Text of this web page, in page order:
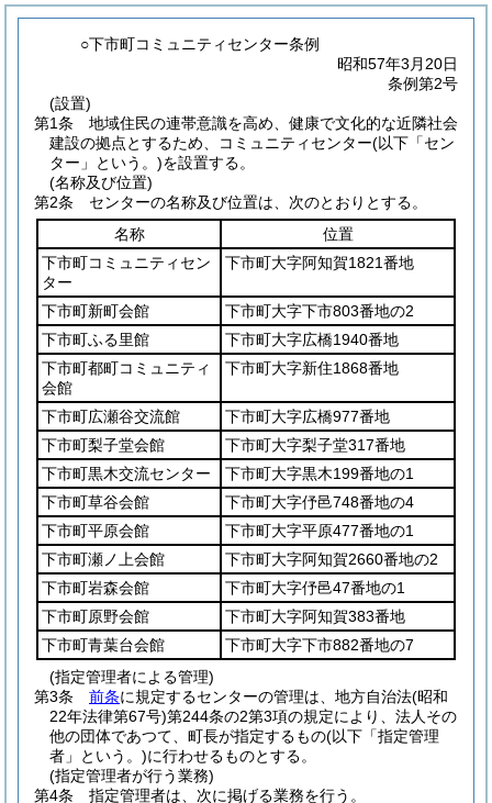
○下市町コミュニティセンター条例
昭和57年3月20日
条例第2号
(設置)
第1条
地域住民の連帯意識を高め、健康で文化的な近隣社会
建設の拠点とするため、コミュニティセンター(以下「セン
ター」という。)を設置する。
(名称及び位置)
第2条
センターの名称及び位置は、次のとおりとする。
名称
位置
下市町コミュニティセン
ター
下市町大字阿知賀1821番地
下市町新町会館
下市町大字下市803番地の2
下市町ふる里館
下市町大字広橋1940番地
下市町都町コミュニティ
会館
下市町大字新住1868番地
下市町広瀬谷交流館
下市町大字広橋977番地
下市町梨子堂会館
下市町大字梨子堂317番地
下市町黒木交流センター
下市町大字黒木199番地の1
下市町草谷会館
下市町大字伃邑748番地の4
下市町平原会館
下市町大字平原477番地の1
下市町瀬ノ上会館
下市町大字阿知賀2660番地の2
下市町岩森会館
下市町大字伃邑47番地の1
下市町原野会館
下市町大字阿知賀383番地
下市町青葉台会館
下市町大字下市882番地の7
(指定管理者による管理)
第3条
前条に規定するセンターの管理は、地方自治法(昭和
22年法律第67号)第244条の2第3項の規定により、法人その
他の団体であつて、町長が指定するもの(以下「指定管理
者」という。)に行わせるものとする。
(指定管理者が行う業務)
第4条
指定管理者は、次に掲げる業務を行う。